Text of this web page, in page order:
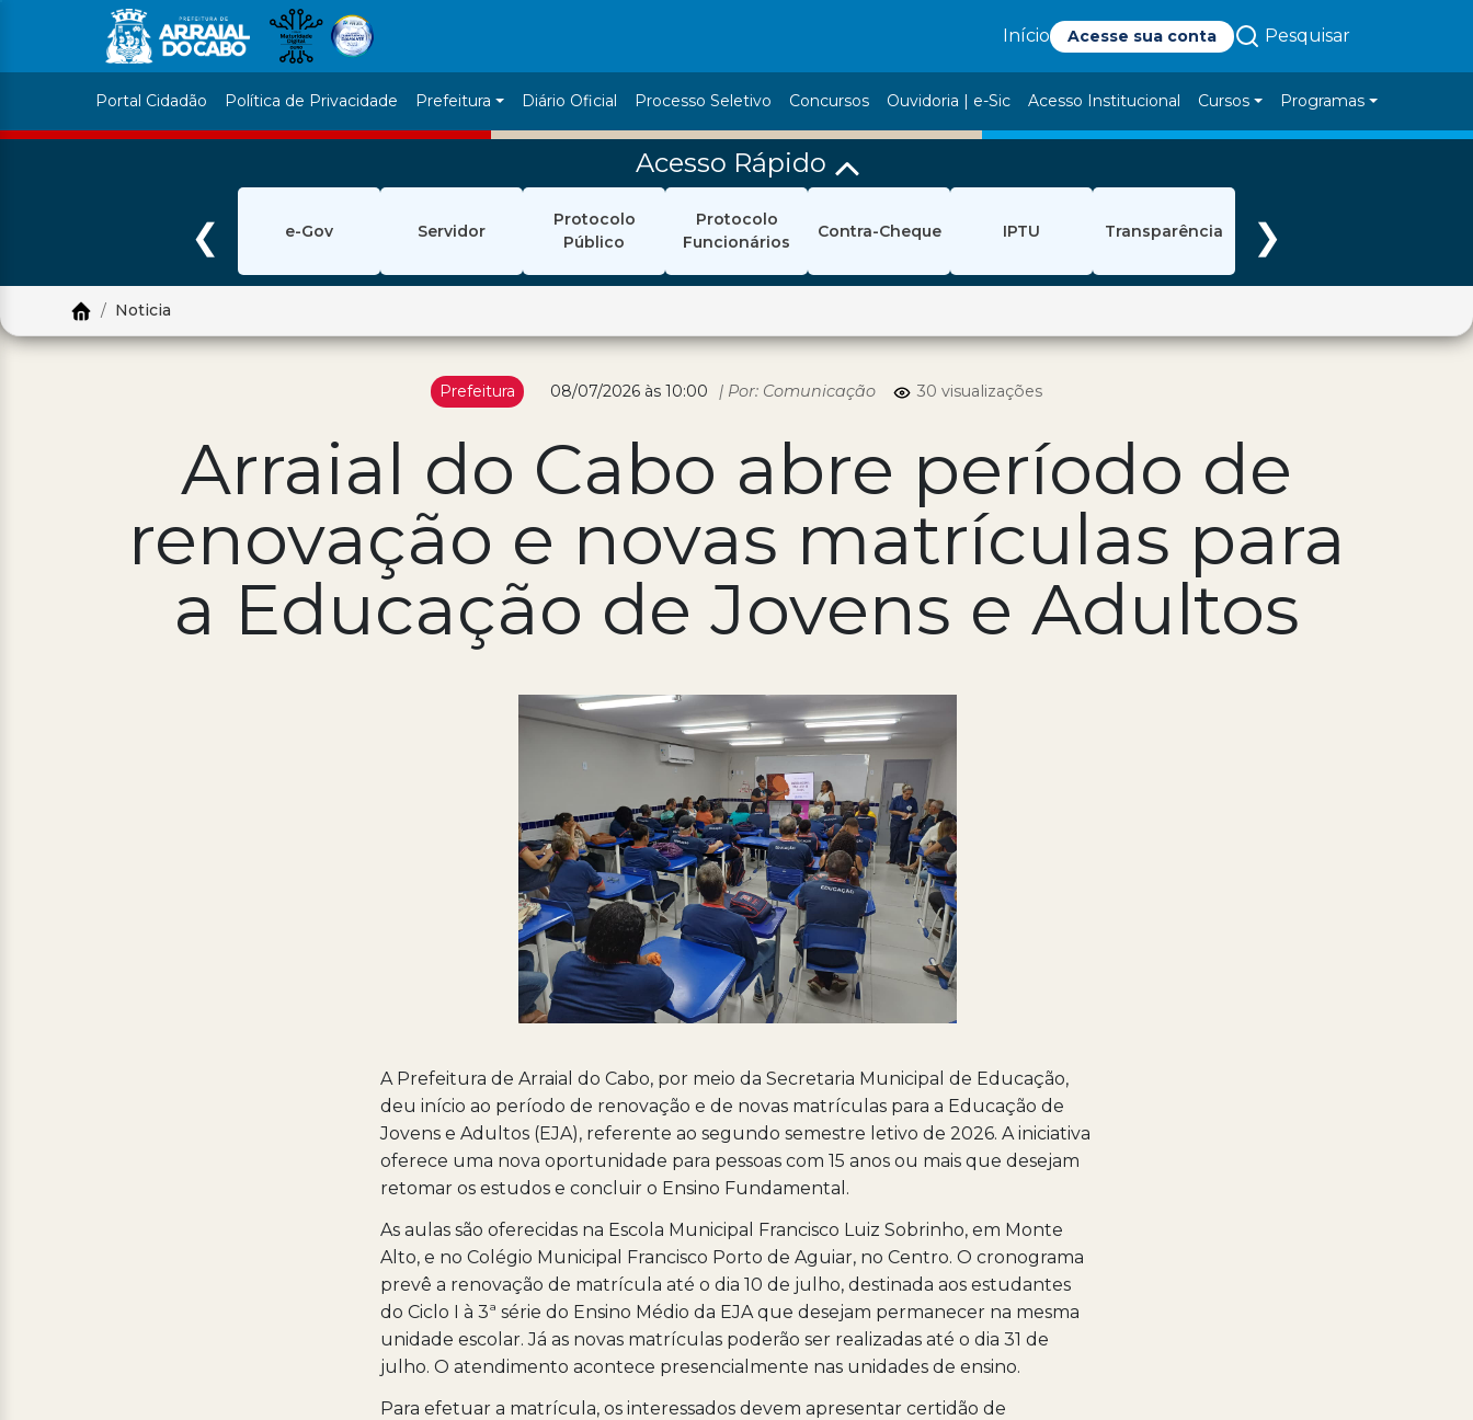
Início Acesse sua conta Pesquisar
Portal Cidadão Política de Privacidade Prefeitura Diário Oficial Processo Seletivo Concursos Ouvidoria | e-Sic Acesso Institucional Cursos Programas
Acesso Rápido
❮ e-Gov Servidor
Protocolo
Público
Protocolo
Funcionários
Contra-Cheque IPTU Transparência ❯
Noticia
Prefeitura 08/07/2026 às 10:00 | Por: Comunicação 30 visualizações
Arraial do Cabo abre período de
renovação e novas matrículas para
a Educação de Jovens e Adultos
A Prefeitura de Arraial do Cabo, por meio da Secretaria Municipal de Educação,
deu início ao período de renovação e de novas matrículas para a Educação de
Jovens e Adultos (EJA), referente ao segundo semestre letivo de 2026. A iniciativa
oferece uma nova oportunidade para pessoas com 15 anos ou mais que desejam
retomar os estudos e concluir o Ensino Fundamental.
As aulas são oferecidas na Escola Municipal Francisco Luiz Sobrinho, em Monte
Alto, e no Colégio Municipal Francisco Porto de Aguiar, no Centro. O cronograma
prevê a renovação de matrícula até o dia 10 de julho, destinada aos estudantes
do Ciclo I à 3ª série do Ensino Médio da EJA que desejam permanecer na mesma
unidade escolar. Já as novas matrículas poderão ser realizadas até o dia 31 de
julho. O atendimento acontece presencialmente nas unidades de ensino.
Para efetuar a matrícula, os interessados devem apresentar certidão de